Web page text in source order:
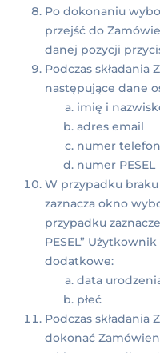
Po dokonaniu
przejść do
danej pozycji
Podczas
następujące dane
imię i
adres email
numer
numer PESEL
W przypadku
zaznacza okno
przypadku
PESEL”
dodatkowe:
data
płeć
Podczas
dokonać